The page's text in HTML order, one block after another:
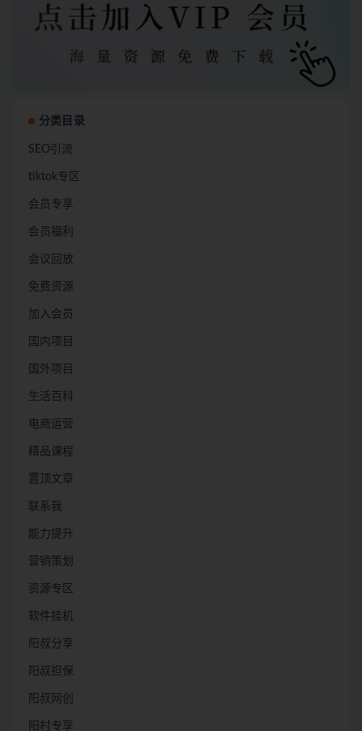
分类目录
SEO引流
tiktok专区
会员专享
会员福利
会议回放
免费资源
加入会员
国内项目
国外项目
生活百科
电商运营
精品课程
置顶文章
联系我
能力提升
营销策划
资源专区
软件挂机
阳叔分享
阳叔担保
阳叔网创
阳村专享